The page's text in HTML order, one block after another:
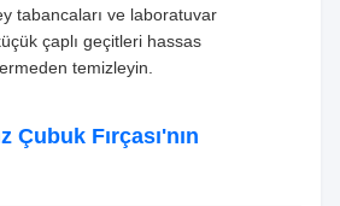
tabancaları ve laboratuvar
çaplı geçitleri hassas
temizleyin.
Çubuk Fırçası'nın